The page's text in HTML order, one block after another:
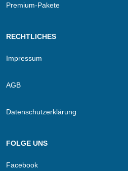
Premium-Pakete
RECHTLICHES
Impressum
AGB
Datenschutzerklärung
FOLGE UNS
Facebook